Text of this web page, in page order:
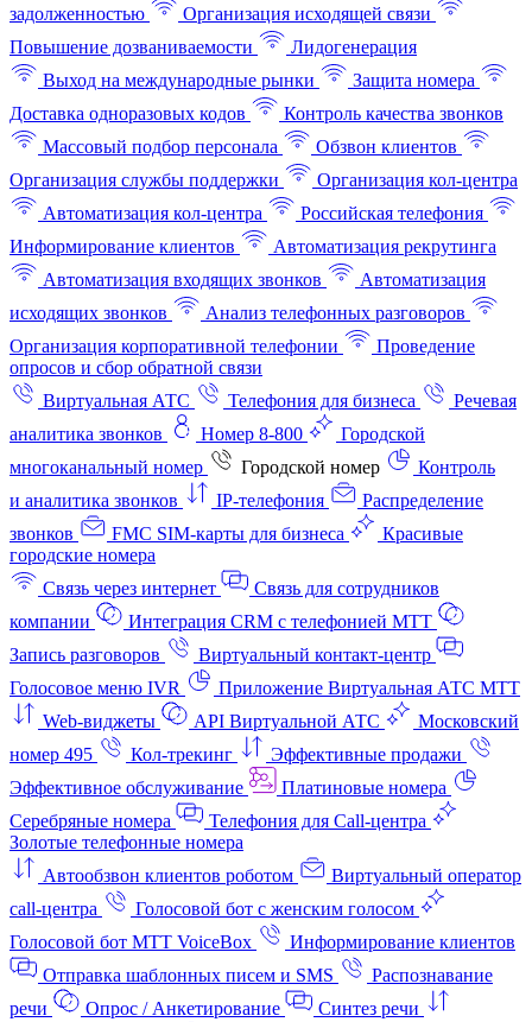
задолженностью
Организация исходящей связи
Повышение дозваниваемости
Лидогенерация
Выход на международные рынки
Защита номера
Доставка одноразовых кодов
Контроль качества звонков
Массовый подбор персонала
Обзвон клиентов
Организация службы поддержки
Организация кол-центра
Автоматизация кол-центра
Российская телефония
Информирование клиентов
Автоматизация рекрутинга
Автоматизация входящих звонков
Автоматизация
исходящих звонков
Анализ телефонных разговоров
Организация корпоративной телефонии
Проведение
опросов и сбор обратной связи
Виртуальная АТС
Телефония для бизнеса
Речевая
аналитика звонков
Номер 8-800
Городской
многоканальный номер
Городской номер
Контроль
и аналитика звонков
IP-телефония
Распределение
звонков
FMC SIM-карты для бизнеса
Красивые
городские номера
Связь через интернет
Связь для сотрудников
компании
Интеграция CRM с телефонией МТТ
Запись разговоров
Виртуальный контакт‑центр
Голосовое меню IVR
Приложение Виртуальная АТС МТТ
Web-виджеты
API Виртуальной АТС
Московский
номер 495
Кол-трекинг
Эффективные продажи
Эффективное обслуживание
Платиновые номера
Серебряные номера
Телефония для Call-центра
Золотые телефонные номера
Автообзвон клиентов роботом
Виртуальный оператор
call-центра
Голосовой бот с женским голосом
Голосовой бот МТТ VoiceBox
Информирование клиентов
Отправка шаблонных писем и SMS
Распознавание
речи
Опрос / Анкетирование
Синтез речи